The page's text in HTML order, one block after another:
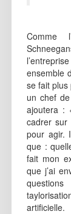
Comme
ensemble
se fait
un chef
ajoutera :
cadrer
pour agir.
que :
fait mon
que j’ai
artificielle.